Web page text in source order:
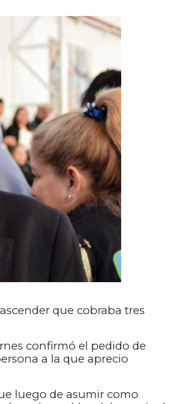
que cobraba tres
confirmó el pedido de
a la que aprecio
luego de asumir como